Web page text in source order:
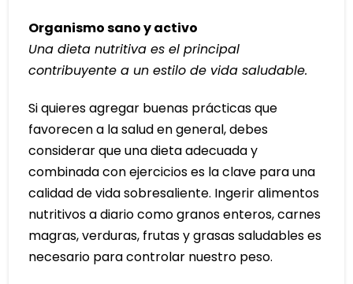
Organismo sano y activo
Una dieta nutritiva es el principal
contribuyente a un estilo de vida saludable.
Si quieres agregar buenas prácticas que
favorecen a la salud en general, debes
considerar que una dieta adecuada y
combinada con ejercicios es la clave para una
calidad de vida sobresaliente. Ingerir alimentos
nutritivos a diario como granos enteros, carnes
magras, verduras, frutas y grasas saludables es
necesario para controlar nuestro peso.